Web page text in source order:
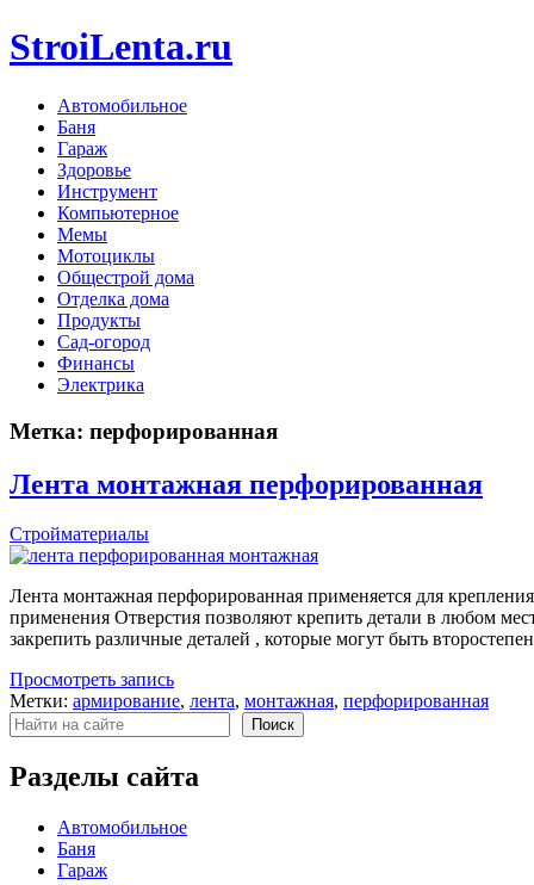
StroiLenta.ru
Автомобильное
Баня
Гараж
Здоровье
Инструмент
Компьютерное
Мемы
Мотоциклы
Общестрой дома
Отделка дома
Продукты
Сад-огород
Финансы
Электрика
Метка: перфорированная
Лента монтажная перфорированная
Стройматериалы
Лента монтажная перфорированная применяется для
применения Отверстия позволяют крепить детали в любом
закрепить различные деталей , которые могут быть
Просмотреть запись
Метки: армирование, лента, монтажная, перфорированная
Поиск
Поиск
Разделы сайта
Автомобильное
Баня
Гараж